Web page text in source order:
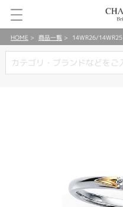
HOME 商品一覧 14WR26/14WR25